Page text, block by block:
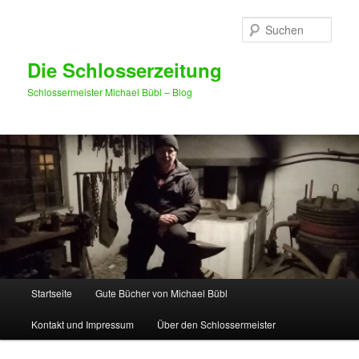
Die Schlosserzeitung
Schlossermeister Michael Bübl – Blog
Zum Inhalt wechseln
Zum sekundären Inhalt wechseln
Startseite Gute Bücher von Michael Bübl
Kontakt und Impressum Über den Schlossermeister